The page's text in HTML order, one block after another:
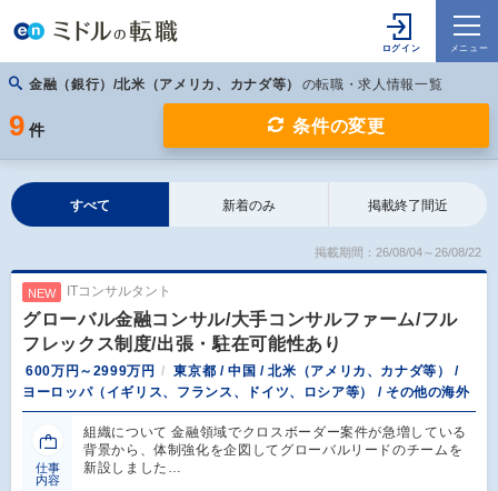
金融（銀行）/北米（アメリカ、カナダ等） の転職・求人情報一覧
9 件 条件の変更
すべて 新着のみ 掲載終了間近
掲載期間：26/08/04～26/08/22
NEW ITコンサルタント
グローバル金融コンサル/大手コンサルファーム/フル
フレックス制度/出張・駐在可能性あり
600万円～2999万円
東京都 / 中国 / 北米（アメリカ、カナダ等） /
ヨーロッパ（イギリス、フランス、ドイツ、ロシア等） / その他の海外
仕事
内容
組織について 金融領域でクロスボーダー案件が急増している
背景から、体制強化を企図してグローバルリードのチームを
新設しました…